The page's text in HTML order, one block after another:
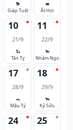
🐕
Giáp Tuất
🐖
Ất Hợi
10
21/9
🐍
Tân Tỵ
11
22/9
🐎
Nhâm Ngọ
17
28/9
🐀
Mậu Tý
18
29/9
🐂
Kỷ Sửu
24 25